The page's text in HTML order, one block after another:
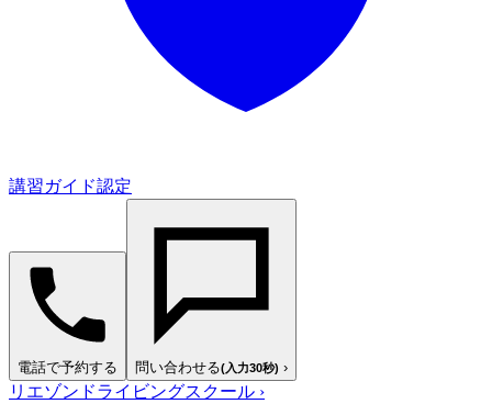
講習ガイド認定
電話で予約する 問い合わせる(入力30秒) ›
リエゾンドライビングスクール ›